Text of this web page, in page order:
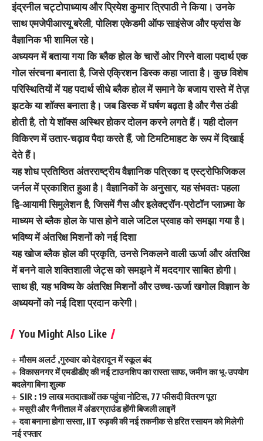
इंद्रनील चट्टोपाध्याय और प्रियेश कुमार त्रिपाठी ने किया। उनके
साथ एमजेपीआरयू बरेली, पोलिश एकेडमी ऑफ साइंसेज और फ्रांस के
वैज्ञानिक भी शामिल रहे।
अध्ययन में बताया गया कि ब्लैक होल के चारों ओर गिरने वाला पदार्थ एक
गोल संरचना बनाता है, जिसे एक्रिशन डिस्क कहा जाता है। कुछ विशेष
परिस्थितियों में यह पदार्थ सीधे ब्लैक होल में समाने के बजाय रास्ते में तेज़
झटके या शॉक्स बनाता है। जब डिस्क में घर्षण बढ़ता है और गैस ठंडी
होती है, तो ये शॉक्स अस्थिर होकर दोलन करने लगते हैं। यही दोलन
विकिरण में उतार-चढ़ाव पैदा करते हैं, जो टिमटिमाहट के रूप में दिखाई
देते हैं।
यह शोध प्रतिष्ठित अंतरराष्ट्रीय वैज्ञानिक पत्रिका द एस्ट्रोफिजिकल
जर्नल में प्रकाशित हुआ है। वैज्ञानिकों के अनुसार, यह संभवतः पहला
द्वि-आयामी सिमुलेशन है, जिसमें गैस और इलेक्ट्रॉन-प्रोटॉन प्लाज़्मा के
माध्यम से ब्लैक होल के पास होने वाले जटिल प्रवाह को समझा गया है।
भविष्य में अंतरिक्ष मिशनों को नई दिशा
यह खोज ब्लैक होल की प्रकृति, उनसे निकलने वाली ऊर्जा और अंतरिक्ष
में बनने वाले शक्तिशाली जेट्स को समझने में मददगार साबित होगी।
साथ ही, यह भविष्य के अंतरिक्ष मिशनों और उच्च-ऊर्जा खगोल विज्ञान के
अध्ययनों को नई दिशा प्रदान करेगी।
You Might Also Like
मौसम अलर्ट ,गुरुवार को देहरादून में स्कूल बंद
विकासनगर में एमडीडीए की नई टाउनशिप का रास्ता साफ, जमीन का भू-उपयोग
बदलेगा बिना शुल्क
SIR : 19 लाख मतदाताओं तक पहुंचा नोटिस, 77 फीसदी वितरण पूरा
मसूरी और नैनीताल में अंडरग्राउंड होंगी बिजली लाइनें
दवा बनाना होगा सस्ता, IIT रुड़की की नई तकनीक से हरित रसायन को मिलेगी
नई रफ्तार